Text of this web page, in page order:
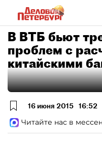
В ВТБ бьют
проблем с
китайскими
16 июня 2015 16:52
Читайте нас в